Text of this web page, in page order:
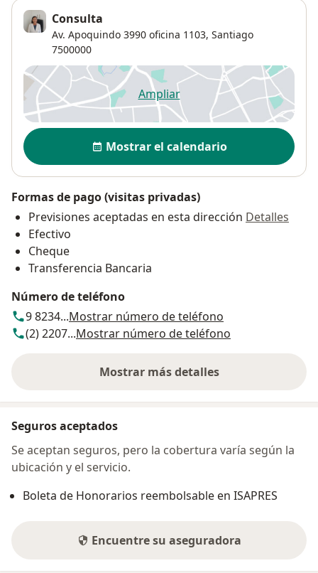
Consulta
Av. Apoquindo 3990 oficina 1103, Santiago
7500000
Ampliarse abre en una nueva
Disponibilidad
Mostrar el calendario
Formas de pago (visitas privadas)
Previsiones aceptadas en esta dirección Detalles
Efectivo
Cheque
Transferencia Bancaria
Número de teléfono
9 8234...Mostrar número de teléfono
(2) 2207...Mostrar número de teléfono
Mostrar más detalles
sobre la dirección
Seguros aceptados
Se aceptan seguros, pero la cobertura varía según la
ubicación y el servicio.
Boleta de Honorarios reembolsable en ISAPRES
Encuentre su aseguradora